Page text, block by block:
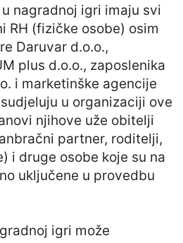
nagradnoj igri imaju svi
RH (fizičke osobe) osim
Daruvar d.o.o.,
plus d.o.o., zaposlenika
i marketinške agencije
u organizaciji ove
njihove uže obitelji
partner, roditelji,
i druge osobe koje su na
uključene u provedbu
igri može